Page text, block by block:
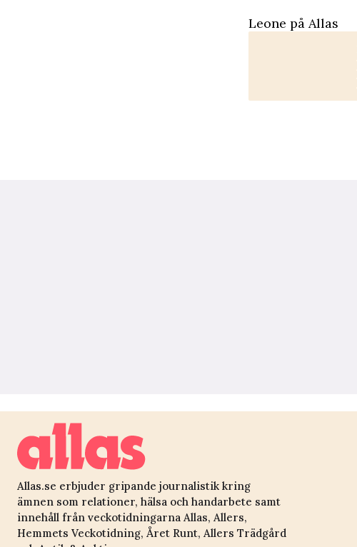
Leone på Allas
Allas.se erbjuder gripande journalistik kring
ämnen som relationer, hälsa och handarbete samt
innehåll från veckotidningarna Allas, Allers,
Hemmets Veckotidning, Året Runt, Allers Trädgård